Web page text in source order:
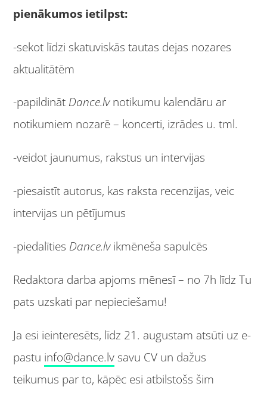
pienākumos ietilpst:
-sekot līdzi skatuviskās tautas dejas nozares
aktualitātēm
-papildināt Dance.lvnotikumu kalendāru ar
notikumiem nozarē – koncerti, izrādes u. tml.
-veidot jaunumus, rakstus un intervijas
-piesaistīt autorus, kas raksta recenzijas, veic
intervijas un pētījumus
-piedalīties Dance.lvikmēneša sapulcēs
Redaktora darba apjoms mēnesī – no 7h līdz Tu
pats uzskati par nepieciešamu!
Ja esi ieinteresēts, līdz 21. augustam atsūti uz e-
pastu info@dance.lv savu CV un dažus
teikumus par to, kāpēc esi atbilstošs šim